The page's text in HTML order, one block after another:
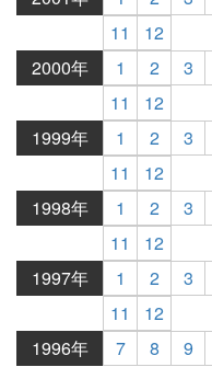
11
12
2000年
1 2 3
11
12
1999年
1 2 3
11
12
1998年
1 2 3
11
12
1997年
1 2 3
11
12
1996年
7 8 9